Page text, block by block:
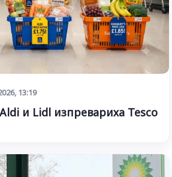
13:19
и Lidl изпревариха Tesco